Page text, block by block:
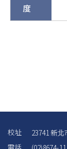
度
校址
23741 新